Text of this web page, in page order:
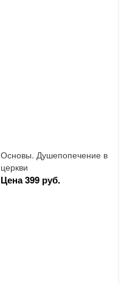
Основы. Душепопечение в
церкви
Цена 399 руб.